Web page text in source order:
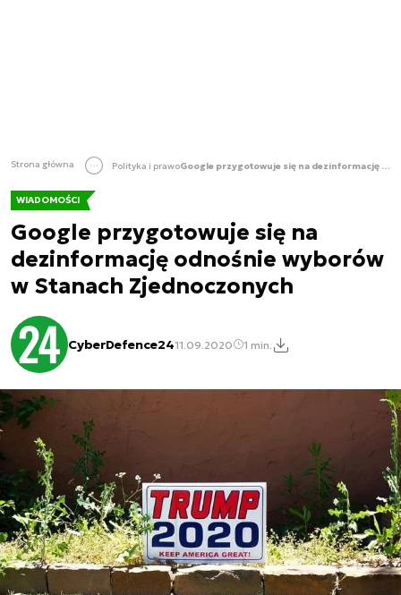
Strona główna Polityka i prawo Google przygotowuje się na dezinformację odnośnie wyborów w Stanach Zjednoczonych
WIADOMOŚCI
Google przygotowuje się na
dezinformację odnośnie wyborów
w Stanach Zjednoczonych
CyberDefence2411.09.2020 1 min.